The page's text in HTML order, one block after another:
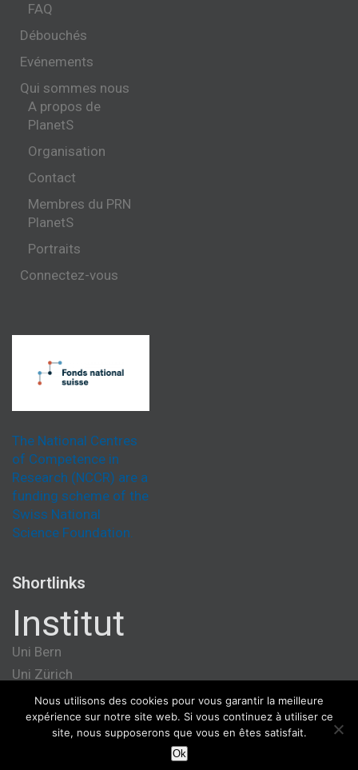
FAQ
Débouchés
Evénements
Qui sommes nous
A propos de
PlanetS
Organisation
Contact
Membres du PRN
PlanetS
Portraits
Connectez-vous
The National Centres
of Competence in
Research (NCCR) are a
funding scheme of the
Swiss National
Science Foundation.
Shortlinks
Institut
Uni Bern
Uni Zürich
Université de Genève
ETH Zürich
Nous utilisons des cookies pour vous garantir la meilleure
expérience sur notre site web. Si vous continuez à utiliser ce
site, nous supposerons que vous en êtes satisfait.
Ok